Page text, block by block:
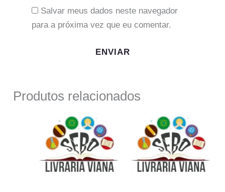
Salvar meus dados neste navegador
para a próxima vez que eu comentar.
Produtos relacionados